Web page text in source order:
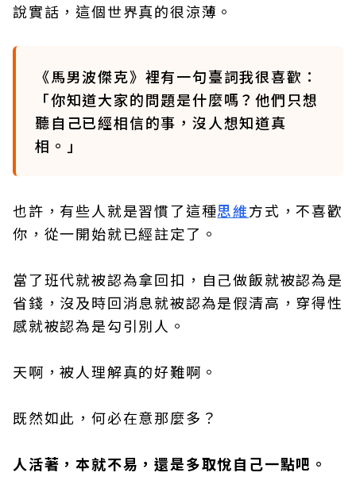
說實話，這個世界真的很涼薄。
《馬男波傑克》裡有一句臺詞我很喜歡：
「你知道大家的問題是什麼嗎？他們只想
聽自己已經相信的事，沒人想知道真
相。」
也許，有些人就是習慣了這種思維方式，不喜歡
你，從一開始就已經註定了。
當了班代就被認為拿回扣，自己做飯就被認為是
省錢，沒及時回消息就被認為是假清高，穿得性
感就被認為是勾引別人。
天啊，被人理解真的好難啊。
既然如此，何必在意那麼多？
人活著，本就不易，還是多取悅自己一點吧。